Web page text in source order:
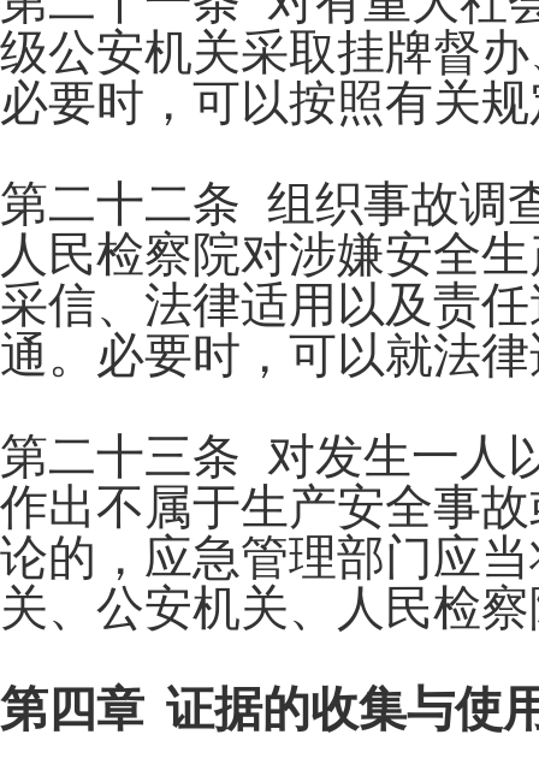
级公安机关采取挂牌督
必要时，可以按照有关
第二十二条 组织事故调
人民检察院对涉嫌安全
采信、法律适用以及责
通。必要时，可以就法
第二十三条 对发生一人
作出不属于生产安全事
论的，应急管理部门应
关、公安机关、人民检
第四章 证据的收集与使